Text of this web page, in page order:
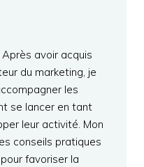
avoir acquis
du marketing, je
les
se lancer en tant
leur activité. Mon
conseils pratiques
favoriser la